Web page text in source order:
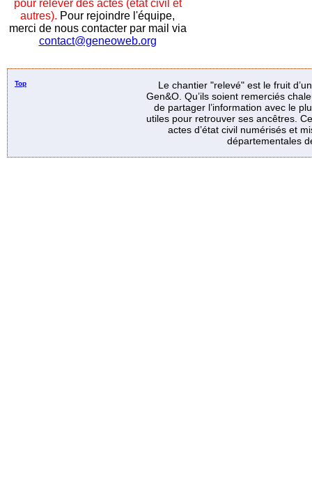
pour relever des actes (état civil et
autres). Pour rejoindre l'équipe,
merci de nous contacter par mail via
contact@geneoweb.org
Top
Le chantier "relevé" est le fruit
Gen&O. Qu’ils soient remerciés
de partager l’information avec le
utiles pour retrouver ses ancêtres.
actes d’état civil numérisés et
départementales